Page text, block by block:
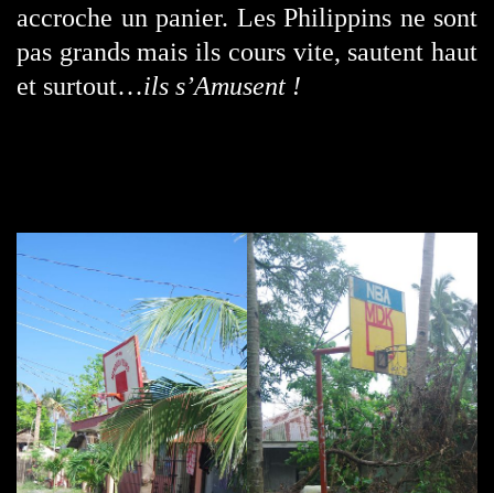
accroche un panier. Les Philippins ne sont
pas grands mais ils cours vite, sautent haut
et surtout…ils s’Amusent !